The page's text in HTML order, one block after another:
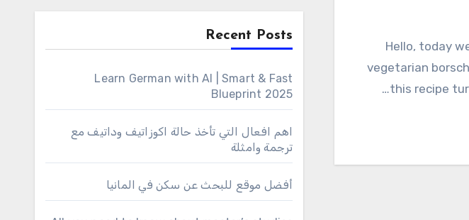
Hello, today we will tell you how to cook homemade
vegetarian
this recipe
Recent Posts
Learn German with AI | Smart & Fast
Blueprint 2025
اهم افعال التي تأخذ حالة اكوزاتيف وداتيف مع
ترجمة وامثلة
أفضل موقع للبحث عن سكن في المانيا